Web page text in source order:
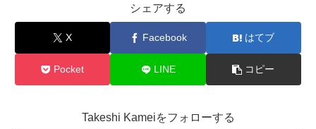
シェアする
X Facebook はてブ
Pocket LINE コピー
Takeshi Kameiをフォローする